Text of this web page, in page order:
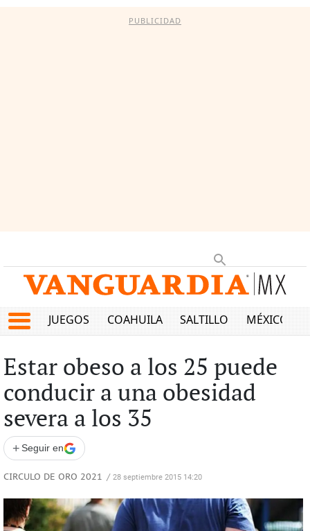
PUBLICIDAD
JUEGOS COAHUILA SALTILLO MÉXICO
Estar obeso a los 25 puede
conducir a una obesidad
severa a los 35
+ Seguir en
CIRCULO DE ORO 2021 / 28 septiembre 2015 14:20